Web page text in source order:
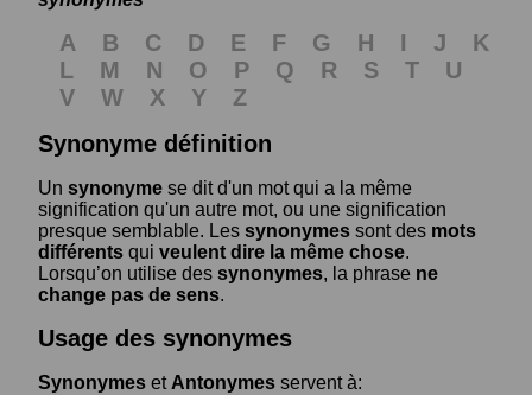
A B C D E F G H I J
K
L
M N O P Q R S T
U
V
W X Y
Z
Synonyme définition
Un synonyme se dit d'un mot qui a la même
signification qu'un autre mot, ou une signification
presque semblable. Les synonymes sont des mots
différents qui veulent dire la même chose.
Lorsqu’on utilise des synonymes, la phrase ne
change pas de sens.
Usage des synonymes
Synonymes et Antonymes servent à: